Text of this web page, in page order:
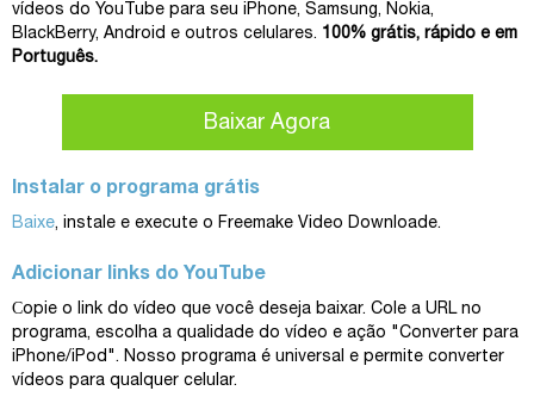
vídeos do YouTube para seu iPhone, Samsung, Nokia,
BlackBerry, Android e outros celulares. 100% grátis, rápido e em
Português.
Baixar Agora
Instalar o programa grátis
Baixe, instale e execute o Freemake Video Downloade.
Adicionar links do YouTube
Сopie o link do vídeo que você deseja baixar. Cole a URL no
programa, escolha a qualidade do vídeo e ação "Converter para
iPhone/iPod". Nosso programa é universal e permite converter
vídeos para qualquer celular.